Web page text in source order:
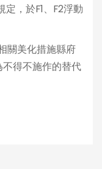
，於F1、F2浮動
關美化措施縣府
得不施作的替代